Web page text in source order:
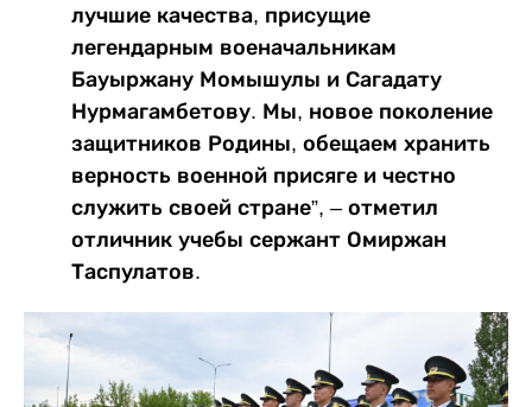
лучшие качества, присущие
легендарным военачальникам
Бауыржану Момышулы и Сагадату
Нурмагамбетову. Мы, новое поколение
защитников Родины, обещаем хранить
верность военной присяге и честно
служить своей стране”, – отметил
отличник учебы сержант Омиржан
Таспулатов.